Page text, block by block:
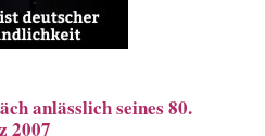
anlässlich seines 80.
2007